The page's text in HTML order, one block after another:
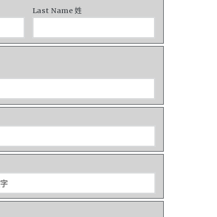
Last Name 姓